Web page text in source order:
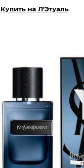
Купить на Л'Этуаль